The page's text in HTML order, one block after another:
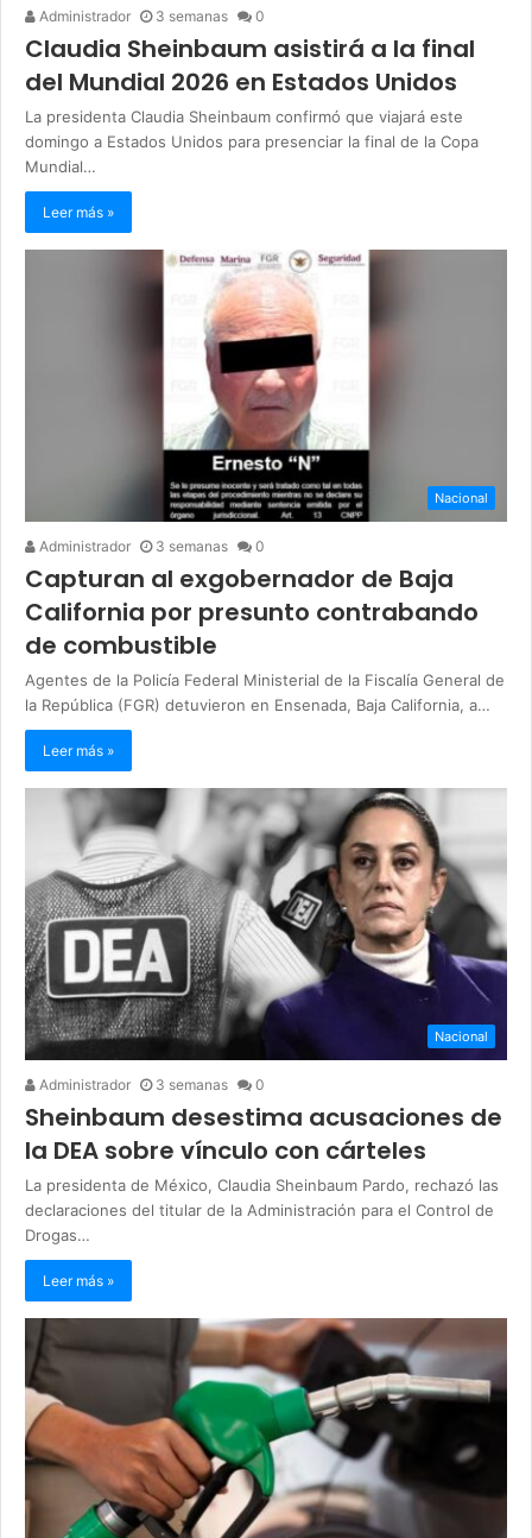
Administrador 3 semanas 0
Claudia Sheinbaum asistirá a la final
del Mundial 2026 en Estados Unidos
La presidenta Claudia Sheinbaum confirmó que viajará este
domingo a Estados Unidos para presenciar la final de la Copa
Mundial…
Leer más »
Nacional
Administrador 3 semanas 0
Capturan al exgobernador de Baja
California por presunto contrabando
de combustible
Agentes de la Policía Federal Ministerial de la Fiscalía General de
la República (FGR) detuvieron en Ensenada, Baja California, a…
Leer más »
Nacional
Administrador 3 semanas 0
Sheinbaum desestima acusaciones de
la DEA sobre vínculo con cárteles
La presidenta de México, Claudia Sheinbaum Pardo, rechazó las
declaraciones del titular de la Administración para el Control de
Drogas…
Leer más »